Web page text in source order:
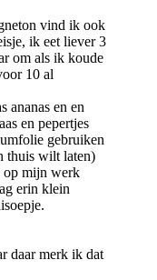
vind ik ook
ik eet liever 3
om als ik koude
10 al
ananas en en
en pepertjes
gebruiken
thuis wilt laten)
op mijn werk
erin klein
daar merk ik dat